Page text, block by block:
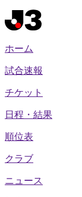
ホーム
試合速報
チケット
日程・結果
順位表
クラブ
ニュース